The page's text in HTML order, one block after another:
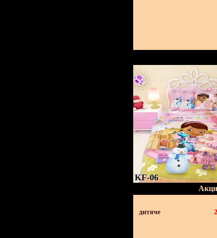
KF-06
дитяче